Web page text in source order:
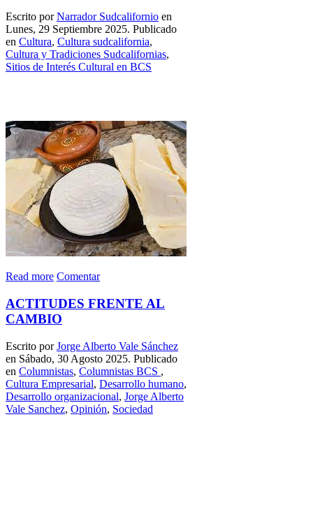
Escrito porNarrador Sudcalifornio en
Lunes, 29 Septiembre 2025. Publicado
en Cultura, Cultura sudcalifornia,
Cultura y Tradiciones Sudcalifornias,
Sitios de Interés Cultural en BCS
Read more Comentar
ACTITUDES FRENTE AL
CAMBIO
Escrito porJorge Alberto Vale Sánchez
en Sábado, 30 Agosto 2025. Publicado
en Columnistas, Columnistas BCS ,
Cultura Empresarial, Desarrollo humano,
Desarrollo organizacional, Jorge Alberto
Vale Sanchez, Opinión, Sociedad